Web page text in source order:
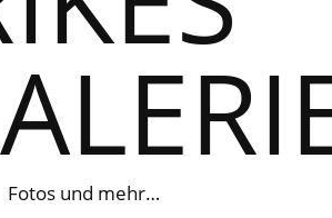
Fotos und mehr…